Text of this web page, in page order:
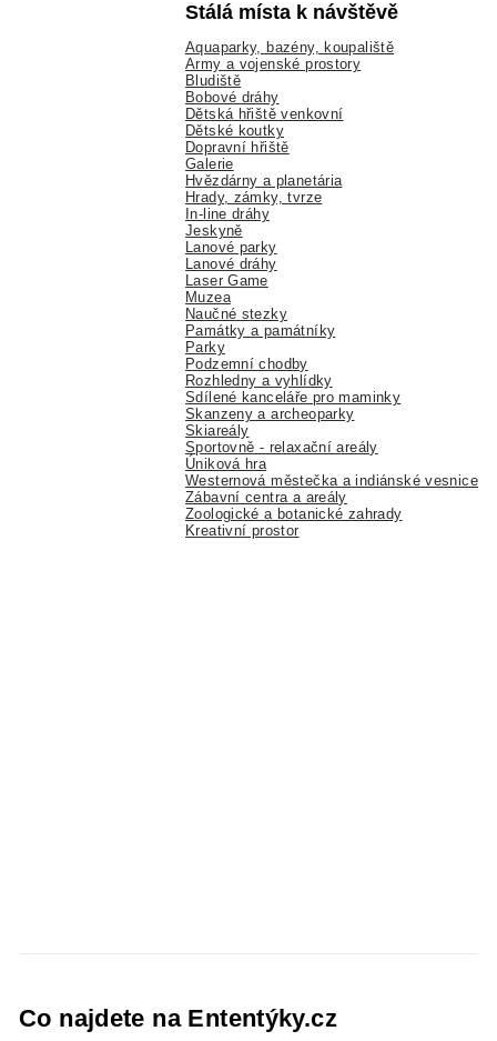
Stálá místa k návštěvě
Aquaparky, bazény, koupaliště
Army a vojenské prostory
Bludiště
Bobové dráhy
Dětská hřiště venkovní
Dětské koutky
Dopravní hřiště
Galerie
Hvězdárny a planetária
Hrady, zámky, tvrze
In-line dráhy
Jeskyně
Lanové parky
Lanové dráhy
Laser Game
Muzea
Naučné stezky
Památky a památníky
Parky
Podzemní chodby
Rozhledny a vyhlídky
Sdílené kanceláře pro maminky
Skanzeny a archeoparky
Skiareály
Sportovně - relaxační areály
Úniková hra
Westernová městečka a indiánské vesnice
Zábavní centra a areály
Zoologické a botanické zahrady
Kreativní prostor
Co najdete na Ententýky.cz